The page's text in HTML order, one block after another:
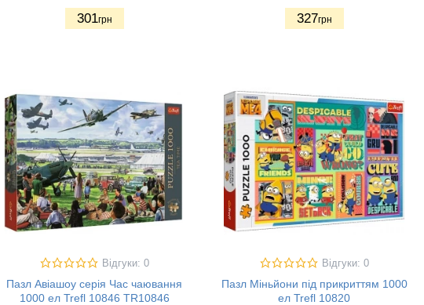
301грн 327грн
Відгуки: 0
Пазл Авіашоу серія Час чаювання
1000 ел Trefl 10846 TR10846
Відгуки: 0
Пазл Міньйони під прикриттям 1000
ел Trefl 10820